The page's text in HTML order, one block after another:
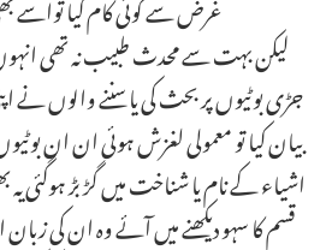
لیکن بہت سے محدث طبیب نہ تھی
جڑی بوٹیوں پر بحث کی یا سننے والوں نے
بیان کیا تو معمولی لغزش ہوئی ان ان
اشیاء کے نام یا شناخت میں گڑ بڑ
قسم کا سہو دیکھنے میں آئے وہ ان کی